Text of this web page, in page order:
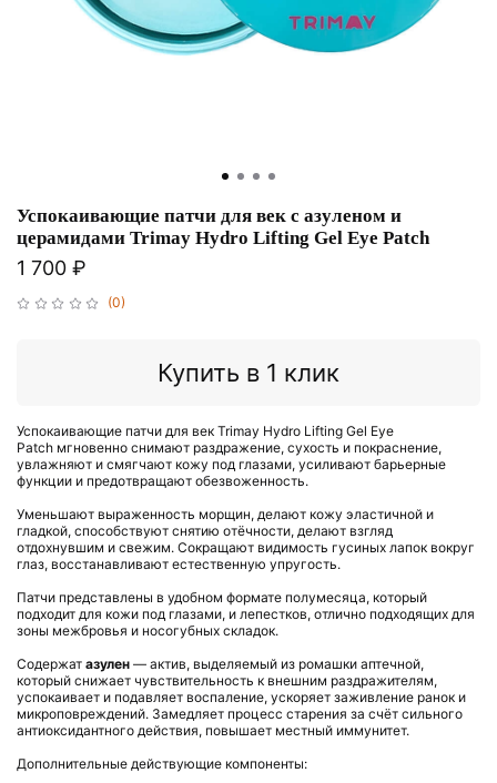
(0)
Успокаивающие патчи для век с азуленом и
церамидами Trimay Hydro Lifting Gel Eye Patch
1 700 ₽
Купить в 1 клик
Успокаивающие патчи для век Trimay Hydro Lifting Gel Eye
Patch мгновенно снимают раздражение, сухость и покраснение,
увлажняют и смягчают кожу под глазами, усиливают барьерные
функции и предотвращают обезвоженность.
Уменьшают выраженность морщин, делают кожу эластичной и
гладкой, способствуют снятию отёчности, делают взгляд
отдохнувшим и свежим. Сокращают видимость гусиных лапок вокруг
глаз, восстанавливают естественную упругость.
Патчи представлены в удобном формате полумесяца, который
подходит для кожи под глазами, и лепестков, отлично подходящих для
зоны межбровья и носогубных складок.
Содержат азулен — актив, выделяемый из ромашки аптечной,
который снижает чувствительность к внешним раздражителям,
успокаивает и подавляет воспаление, ускоряет заживление ранок и
микроповреждений. Замедляет процесс старения за счёт сильного
антиоксидантного действия, повышает местный иммунитет.
Дополнительные действующие компоненты: